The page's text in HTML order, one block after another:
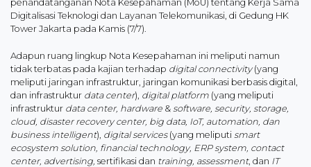
penandatanganan Nota Kesepahaman (MoU) tentang Kerja Sama
Digitalisasi Teknologi dan Layanan Telekomunikasi, di Gedung HK
Tower Jakarta pada Kamis (7/7).
Adapun ruang lingkup Nota Kesepahaman ini meliputi namun
tidak terbatas pada kajian terhadap digital connectivity(yang
meliputi jaringan infrastruktur, jaringan komunikasi berbasis digital,
dan infrastruktur data center), digital platform (yang meliputi
infrastruktur data center, hardware & software, security, storage,
cloud, disaster recovery center, big data, IoT, automation, dan
business intelligent), digital services(yang meliputi smart
ecosystem solution, financial technology, ERP system, contact
center, advertising, sertifikasi dan training, assessment, dan IT